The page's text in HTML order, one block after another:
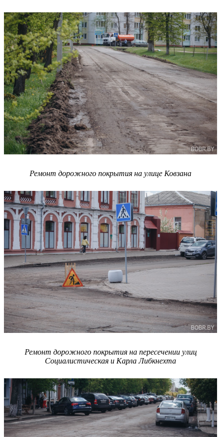
Ремонт дорожного покрытия на улице Ковзана
Ремонт дорожного покрытия на пересечении улиц
Социалистическая и Карла Либкнехта